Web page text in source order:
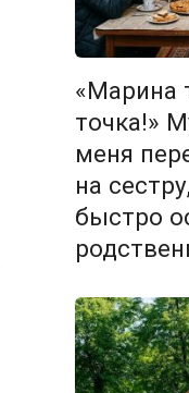
«Марина
точка!»
меня
на
быстро